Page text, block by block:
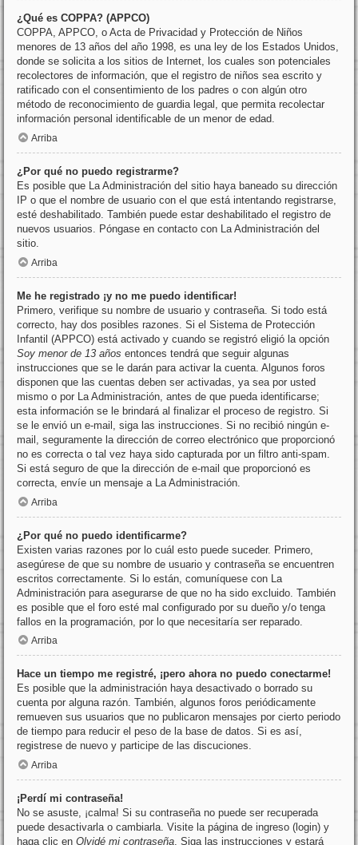
¿Qué es COPPA? (APPCO)
COPPA, APPCO, o Acta de Privacidad y Protección de Niños
menores de 13 años del año 1998, es una ley de los Estados Unidos,
donde se solicita a los sitios de Internet, los cuales son potenciales
recolectores de información, que el registro de niños sea escrito y
ratificado con el consentimiento de los padres o con algún otro
método de reconocimiento de guardia legal, que permita recolectar
información personal identificable de un menor de edad.
Arriba
¿Por qué no puedo registrarme?
Es posible que La Administración del sitio haya baneado su dirección
IP o que el nombre de usuario con el que está intentando registrarse,
esté deshabilitado. También puede estar deshabilitado el registro de
nuevos usuarios. Póngase en contacto con La Administración del
sitio.
Arriba
Me he registrado ¡y no me puedo identificar!
Primero, verifique su nombre de usuario y contraseña. Si todo está
correcto, hay dos posibles razones. Si el Sistema de Protección
Infantil (APPCO) está activado y cuando se registró eligió la opción
Soy menor de 13 años entonces tendrá que seguir algunas
instrucciones que se le darán para activar la cuenta. Algunos foros
disponen que las cuentas deben ser activadas, ya sea por usted
mismo o por La Administración, antes de que pueda identificarse;
esta información se le brindará al finalizar el proceso de registro. Si
se le envió un e-mail, siga las instrucciones. Si no recibió ningún e-
mail, seguramente la dirección de correo electrónico que proporcionó
no es correcta o tal vez haya sido capturada por un filtro anti-spam.
Si está seguro de que la dirección de e-mail que proporcionó es
correcta, envíe un mensaje a La Administración.
Arriba
¿Por qué no puedo identificarme?
Existen varias razones por lo cuál esto puede suceder. Primero,
asegúrese de que su nombre de usuario y contraseña se encuentren
escritos correctamente. Si lo están, comuníquese con La
Administración para asegurarse de que no ha sido excluido. También
es posible que el foro esté mal configurado por su dueño y/o tenga
fallos en la programación, por lo que necesitaría ser reparado.
Arriba
Hace un tiempo me registré, ¡pero ahora no puedo conectarme!
Es posible que la administración haya desactivado o borrado su
cuenta por alguna razón. También, algunos foros periódicamente
remueven sus usuarios que no publicaron mensajes por cierto periodo
de tiempo para reducir el peso de la base de datos. Si es así,
registrese de nuevo y participe de las discuciones.
Arriba
¡Perdí mi contraseña!
No se asuste, ¡calma! Si su contraseña no puede ser recuperada
puede desactivarla o cambiarla. Visite la página de ingreso (login) y
haga clic en Olvidé mi contraseña. Siga las instrucciones y estará